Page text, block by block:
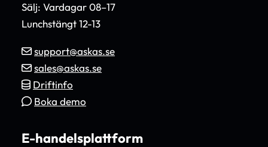
Sälj: Vardagar 08–17
Lunchstängt 12-13
support@askas.se
sales@askas.se
Driftinfo
Boka demo
E-handelsplattform